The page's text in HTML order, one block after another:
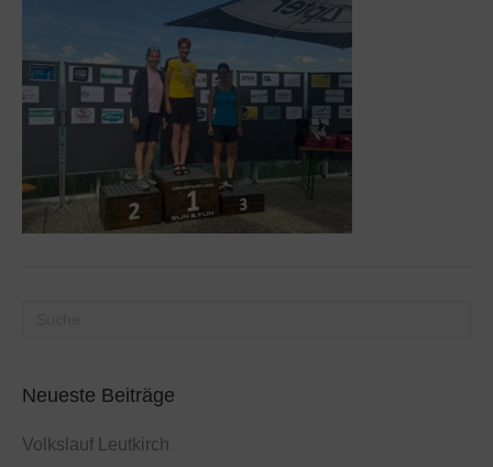
Neueste Beiträge
Volkslauf Leutkirch